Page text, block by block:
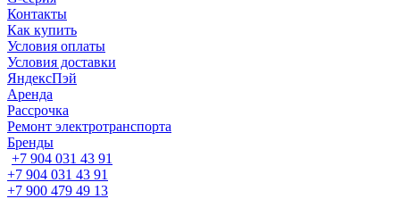
Контакты
Как купить
Условия оплаты
Условия доставки
ЯндексПэй
Аренда
Рассрочка
Ремонт электротранспорта
Бренды
+7 904 031 43 91
+7 904 031 43 91
+7 900 479 49 13